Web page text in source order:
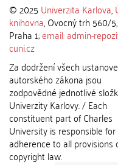
© 2025 Univerzita Karlova,
knihovna, Ovocný trh 560/
Praha 1;email: admin-
cuni.cz
Za dodržení všech
autorského zákona jsou
zodpovědné jednotlivé
Univerzity Karlovy. / Each
constituent part of Charles
University is responsible for
adherence to all provisions
copyright law.